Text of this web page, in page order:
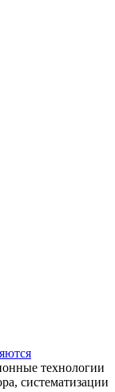
технологии
систематизации